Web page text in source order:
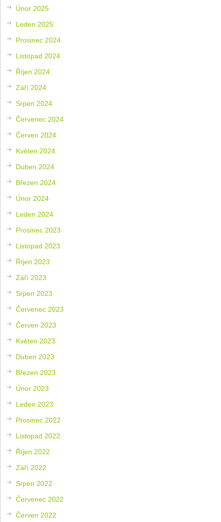
Únor 2025
Leden 2025
Prosinec 2024
Listopad 2024
Říjen 2024
Září 2024
Srpen 2024
Červenec 2024
Červen 2024
Květen 2024
Duben 2024
Březen 2024
Únor 2024
Leden 2024
Prosinec 2023
Listopad 2023
Říjen 2023
Září 2023
Srpen 2023
Červenec 2023
Červen 2023
Květen 2023
Duben 2023
Březen 2023
Únor 2023
Leden 2023
Prosinec 2022
Listopad 2022
Říjen 2022
Září 2022
Srpen 2022
Červenec 2022
Červen 2022